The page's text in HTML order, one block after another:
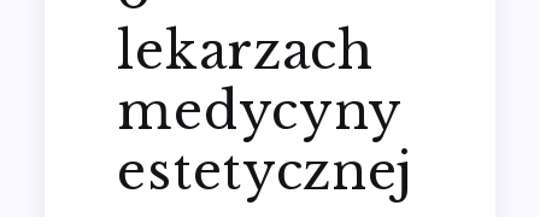
lekarzach
medycyny
estetycznej